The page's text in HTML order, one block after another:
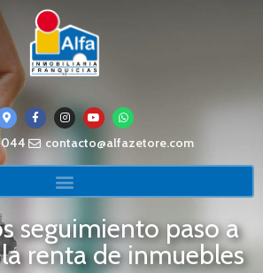
contacto@alfazetore.com
seguimiento paso a
renta de inmuebles